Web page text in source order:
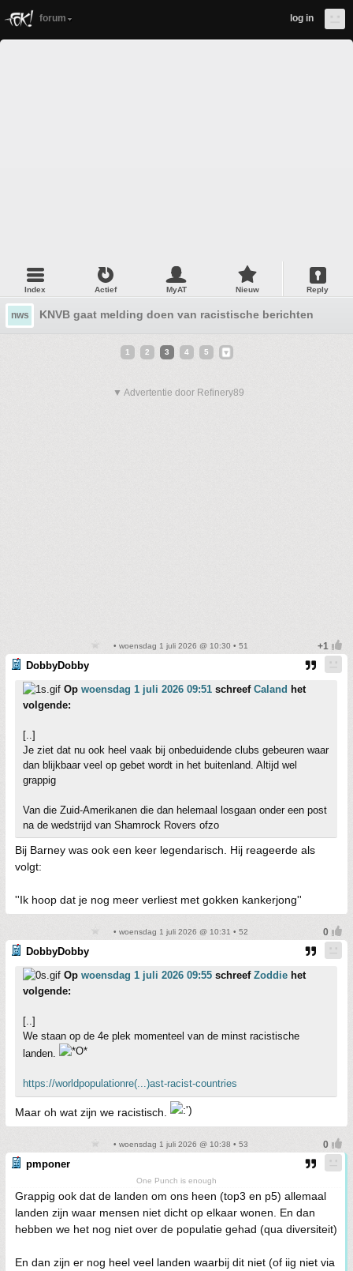
forum log in
Index Actief MyAT Nieuw Reply
nws KNVB gaat melding doen van racistische berichten aan
1 2 3 4 5
▼ Advertentie door Refinery89
• woensdag 1 juli 2026 @ 10:30 • 51
DobbyDobby
Op woensdag 1 juli 2026 09:51 schreef Caland het
volgende:
[..]
Je ziet dat nu ook heel vaak bij onbeduidende clubs gebeuren waar
dan blijkbaar veel op gebet wordt in het buitenland. Altijd wel
grappig
Van die Zuid-Amerikanen die dan helemaal losgaan onder een post
na de wedstrijd van Shamrock Rovers ofzo
Bij Barney was ook een keer legendarisch. Hij reageerde als
volgt:
''Ik hoop dat je nog meer verliest met gokken kankerjong''
• woensdag 1 juli 2026 @ 10:31 • 52
DobbyDobby
Op woensdag 1 juli 2026 09:55 schreef Zoddie het
volgende:
[..]
We staan op de 4e plek momenteel van de minst racistische
landen.
https://worldpopulationre(...)ast-racist-countries
Maar oh wat zijn we racistisch.
• woensdag 1 juli 2026 @ 10:38 • 53
pmponer
One Punch is enough
Grappig ook dat de landen om ons heen (top3 en p5) allemaal
landen zijn waar mensen niet dicht op elkaar wonen. En dan
hebben we het nog niet over de populatie gehad (qua diversiteit)
En dan zijn er nog heel veel landen waarbij dit niet (of iig niet via